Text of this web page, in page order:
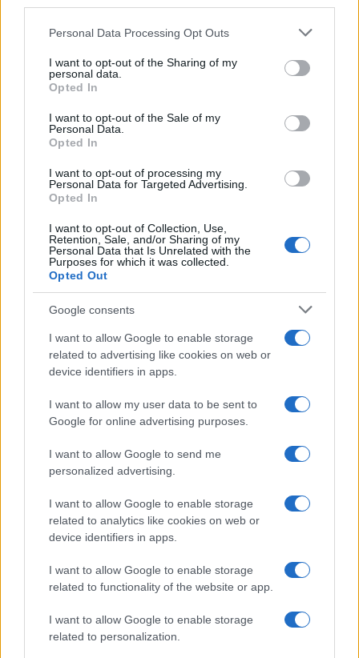
Personal Data Processing Opt Outs
I want to opt-out of the Sharing of my
personal data.
Opted In
I want to opt-out of the Sale of my
Personal Data.
Opted In
I want to opt-out of processing my
Personal Data for Targeted Advertising.
Opted In
I want to opt-out of Collection, Use,
Retention, Sale, and/or Sharing of my
Personal Data that Is Unrelated with the
Purposes for which it was collected.
Opted Out
Google consents
I want to allow Google to enable storage
related to advertising like cookies on web or
device identifiers in apps.
I want to allow my user data to be sent to
Google for online advertising purposes.
I want to allow Google to send me
personalized advertising.
I want to allow Google to enable storage
related to analytics like cookies on web or
device identifiers in apps.
I want to allow Google to enable storage
related to functionality of the website or app.
I want to allow Google to enable storage
related to personalization.
Posljedice za Moskvu: od
nestašica do pada prihoda
pregovorima, njezin naftni sektor - najveći
pojedinačni financijski stup rata - izgleda znatno
rafinerije prerađuju oko 6% manje nafte nego u ovo
doba lani, a ponovljeni udari, prema analitičarima,
U rujnu i listopadu ove godine pojavile su se
snimke dugih redova automobila na benzinskim
postajama, a ruska vlada je, suočena s nestašicama
u nekim regijama, zabranila izvoz benzina do kraja
godine. Eskalacija napada poklopila se i s novim
američkim sankcijama. U listopadu je Trump najavio
potpune blokirajuće sankcije protiv najvećih ruskih
Cijene ruske sirove nafte Urals od tada su pale, što
je pridonijelo padu ruskih prihoda od izvoza nafte
na najnižu razinu od veljače 2022. godine. U
studenom su državni mediji izvijestili da su prihodi
od nafte i prirodnog plina pali za gotovo 34% u
usporedbi s istim mjesecom prošle godine.
The situation in Primorsky Krai is getting
worse.
In the first video I counted 85 cars in the
queue!pic.twitter.com/gWt044YRPi